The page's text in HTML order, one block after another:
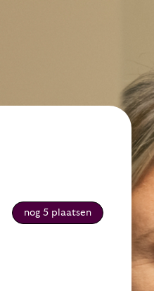
nog 5 plaatsen